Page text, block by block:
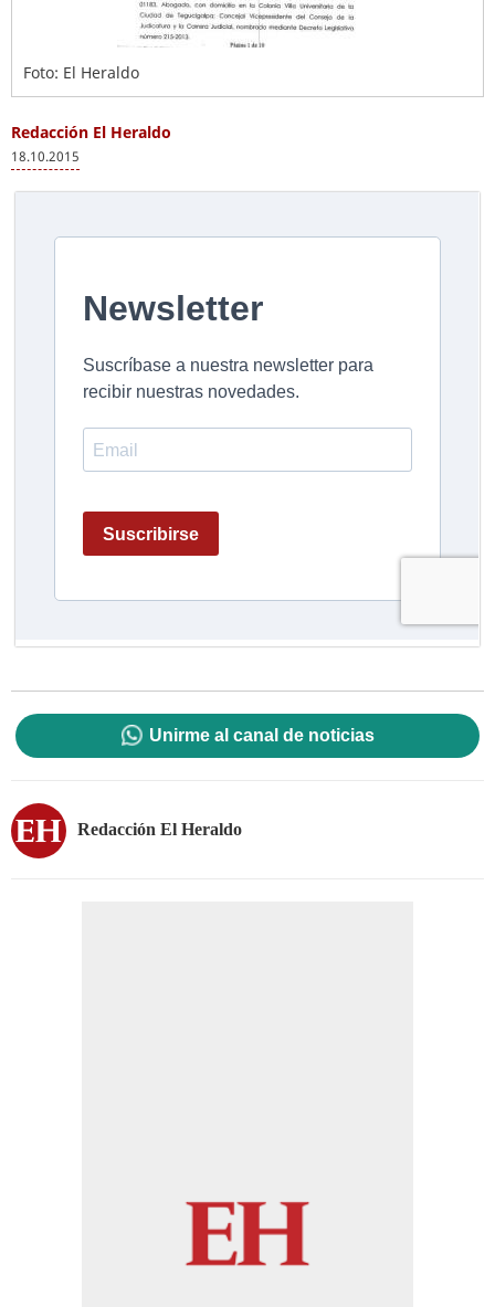
Foto: El Heraldo
Redacción El Heraldo
18.10.2015
Unirme al canal de noticias
Redacción El Heraldo